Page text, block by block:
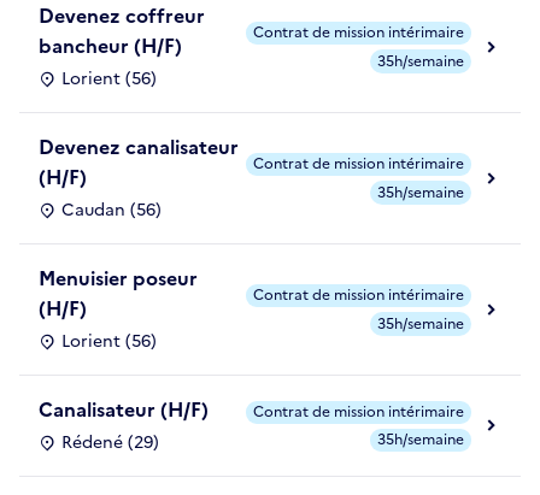
Devenez coffreur
bancheur (H/F)
Lorient (56)
Contrat de mission intérimaire
35h/semaine
Devenez canalisateur
(H/F)
Caudan (56)
Contrat de mission intérimaire
35h/semaine
Menuisier poseur
(H/F)
Lorient (56)
Contrat de mission intérimaire
35h/semaine
Canalisateur (H/F)
Rédené (29)
Contrat de mission intérimaire
35h/semaine